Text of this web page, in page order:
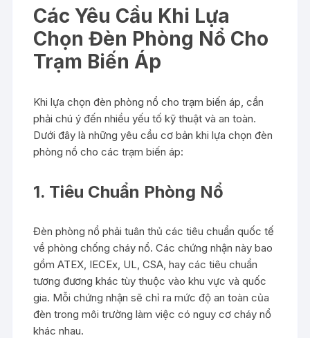
Các Yêu Cầu Khi Lựa
Chọn Đèn Phòng Nổ Cho
Trạm Biến Áp
Khi lựa chọn đèn phòng nổ cho trạm biến áp, cần
phải chú ý đến nhiều yếu tố kỹ thuật và an toàn.
Dưới đây là những yêu cầu cơ bản khi lựa chọn đèn
phòng nổ cho các trạm biến áp:
1. Tiêu Chuẩn Phòng Nổ
Đèn phòng nổ phải tuân thủ các tiêu chuẩn quốc tế
về phòng chống cháy nổ. Các chứng nhận này bao
gồm ATEX, IECEx, UL, CSA, hay các tiêu chuẩn
tương đương khác tùy thuộc vào khu vực và quốc
gia. Mỗi chứng nhận sẽ chỉ ra mức độ an toàn của
đèn trong môi trường làm việc có nguy cơ cháy nổ
khác nhau.